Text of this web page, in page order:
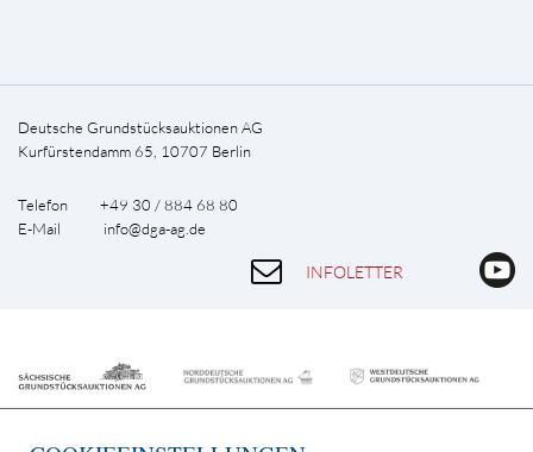
Deutsche Grundstücksauktionen AG
Kurfürstendamm 65, 10707 Berlin
Telefon +49 30 / 884 68 80
E-Mail info@dga-ag.de
INFOLETTER